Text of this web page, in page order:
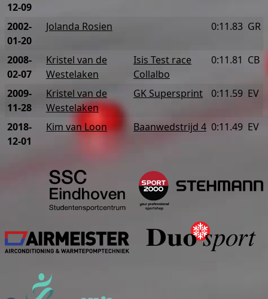
12-09
2002-
01-20
Jolanda Rosien 0:11.83 GR
2008-
02-07
Kristel van de
Westelaken
Isis Test race
Collalbo
0:11.81 CB
2009-
11-28
Kristel van de
Westelaken
GK Supersprint 0:11.59 EV
2018-
12-01
Kim van Loon Baanwedstrijd 4 0:11.49 EV
Studentensportcentrum
Airmeister